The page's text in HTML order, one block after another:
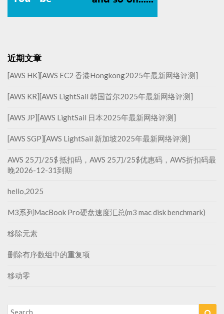
近期文章
[AWS HK][AWS EC2 香港Hongkong2025年最新网络评测]
[AWS KR][AWS LightSail 韩国首尔2025年最新网络评测]
[AWS JP][AWS LightSail 日本2025年最新网络评测]
[AWS SGP][AWS LightSail 新加坡2025年最新网络评测]
AWS 25刀/25$ 抵扣码，AWS 25刀/25$优惠码，AWS折扣码最
晚2026-12-31到期
hello,2025
M3系列MacBook Pro硬盘速度汇总(m3 mac disk benchmark)
移除元素
删除有序数组中的重复项
移动零
Search